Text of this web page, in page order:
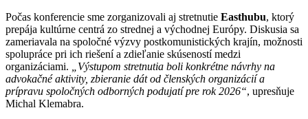
Počas konferencie sme zorganizovali aj stretnutie Easthubu, ktorý
prepája kultúrne centrá zo strednej a východnej Európy. Diskusia sa
zameriavala na spoločné výzvy postkomunistických krajín, možnosti
spolupráce pri ich riešení a zdieľanie skúseností medzi
organizáciami.
„Výstupom stretnutia boli konkrétne návrhy na
advokačné aktivity, zbieranie dát od členských organizácií a
prípravu spoločných odborných podujatí pre rok 2026“, upresňuje
Michal Klemabra.